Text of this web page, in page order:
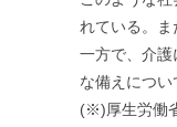
れている。ま
一方で、介
な備えについ
(※)厚生労働